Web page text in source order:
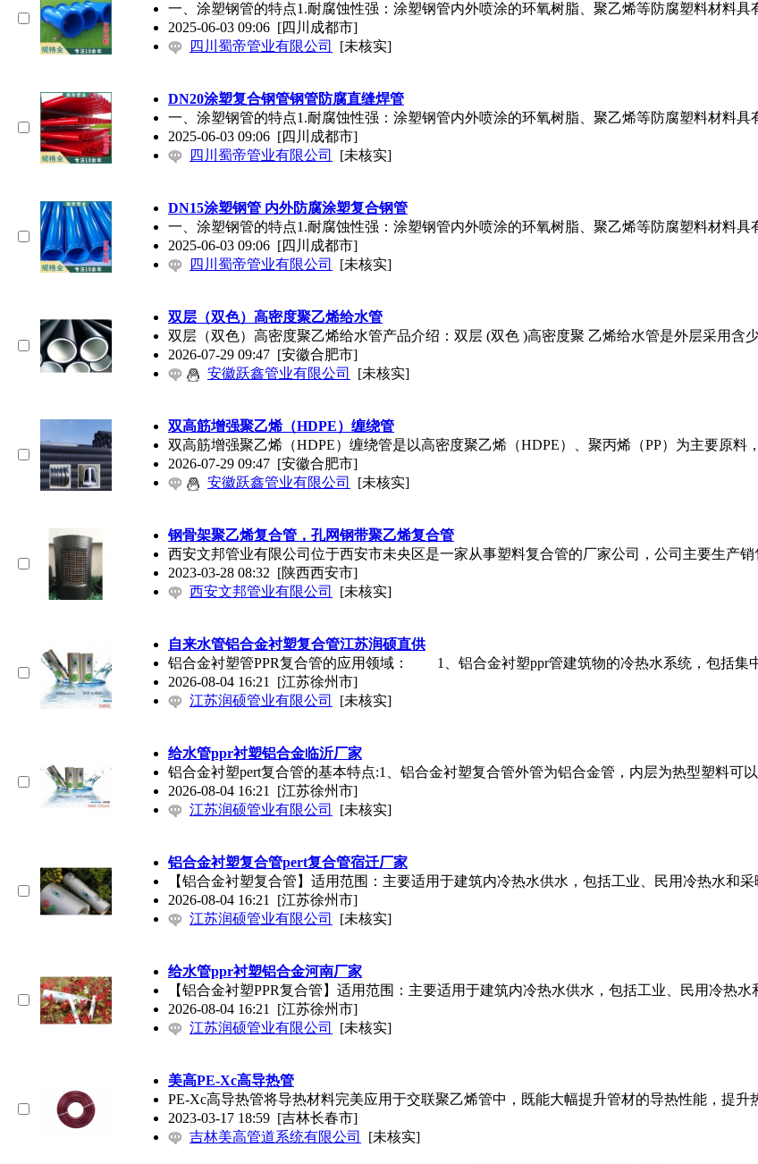
一、涂塑钢管的特点1.耐腐蚀性强：涂塑钢管内外喷涂的环氧树脂、聚乙烯等防腐塑料材料具
2025-06-03 09:06 [四川成都市]
四川蜀帝管业有限公司
[未核实]
DN20涂塑复合钢管钢管防腐直缝焊管
一、涂塑钢管的特点1.耐腐蚀性强：涂塑钢管内外喷涂的环氧树脂、聚乙烯等防腐塑料材料具
2025-06-03 09:06 [四川成都市]
四川蜀帝管业有限公司
[未核实]
DN15涂塑钢管 内外防腐涂塑复合钢管
一、涂塑钢管的特点1.耐腐蚀性强：涂塑钢管内外喷涂的环氧树脂、聚乙烯等防腐塑料材料具
2025-06-03 09:06 [四川成都市]
四川蜀帝管业有限公司
[未核实]
双层（双色）高密度聚乙烯给水管
双层（双色）高密度聚乙烯给水管产品介绍：双层 (双色 )高密度聚 乙烯给水管是外层采用含
2026-07-29 09:47 [安徽合肥市]
安徽跃鑫管业有限公司
[未核实]
双高筋增强聚乙烯（HDPE）缠绕管
双高筋增强聚乙烯（HDPE）缠绕管是以高密度聚乙烯（HDPE）、聚丙烯（PP）为主要原料
2026-07-29 09:47 [安徽合肥市]
安徽跃鑫管业有限公司
[未核实]
钢骨架聚乙烯复合管，孔网钢带聚乙烯复合管
西安文邦管业有限公司位于西安市未央区是一家从事塑料复合管的厂家公司，公司主要生产
2023-03-28 08:32 [陕西西安市]
西安文邦管业有限公司
[未核实]
自来水管铝合金衬塑复合管江苏润硕直供
铝合金衬塑管PPR复合管的应用领域： 1、铝合金衬塑ppr管建筑物的冷热水系统，包括集
2026-08-04 16:21 [江苏徐州市]
江苏润硕管业有限公司
[未核实]
给水管ppr衬塑铝合金临沂厂家
铝合金衬塑pert复合管的基本特点:1、铝合金衬塑复合管外管为铝合金管，内层为热型塑料可
2026-08-04 16:21 [江苏徐州市]
江苏润硕管业有限公司
[未核实]
铝合金衬塑复合管pert复合管宿迁厂家
【铝合金衬塑复合管】适用范围：主要适用于建筑内冷热水供水，包括工业、民用冷热水和
2026-08-04 16:21 [江苏徐州市]
江苏润硕管业有限公司
[未核实]
给水管ppr衬塑铝合金河南厂家
【铝合金衬塑PPR复合管】适用范围：主要适用于建筑内冷热水供水，包括工业、民用冷热
2026-08-04 16:21 [江苏徐州市]
江苏润硕管业有限公司
[未核实]
美高PE-Xc高导热管
PE-Xc高导热管将导热材料完美应用于交联聚乙烯管中，既能大幅提升管材的导热性能，提升
2023-03-17 18:59 [吉林长春市]
吉林美高管道系统有限公司
[未核实]